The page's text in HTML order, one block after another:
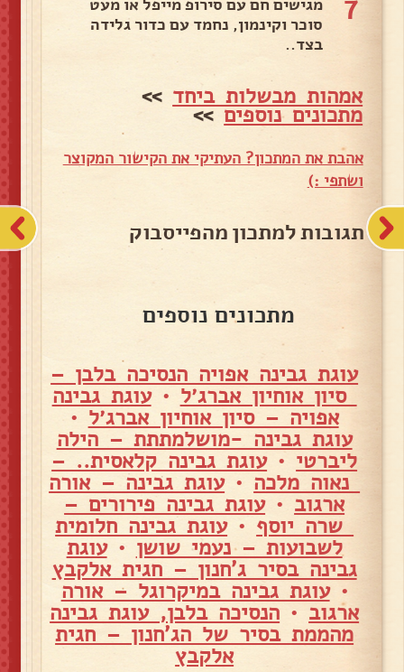
מגישים חם עם סירופ מייפל או מעט
סוכר וקינמון, נחמד עם כדור גלידה
בצד..
אמהות מבשלות ביחד >>
מתכונים נוספים>>
אהבת את המתכון? העתיקי את הקישור המקוצר
ושתפי :)
תגובות למתכון מהפייסבוק
מתכונים נוספים
עוגת גבינה אפויה הנסיכה בלבן –
סיון אוחיון אברג׳ל •עוגת גבינה
אפויה – סיון אוחיון אברג׳ל •
עוגת גבינה -מושלמתתת – הילה
ליברטי •עוגת גבינה קלאסית.. –
נאוה מלכה •עוגת גבינה – אורה
ארגוב •עוגת גבינה פירורים –
שרה יוסף •עוגת גבינה חלומית
לשבועות – נעמי שושן •עוגת
גבינה בסיר ג'חנון – חגית אלקבץ
•עוגת גבינה במיקרוגל – אורה
ארגוב • הנסיכה בלבן, עוגת גבינה
מהממת בסיר של הג'חנון – חגית
אלקבץ